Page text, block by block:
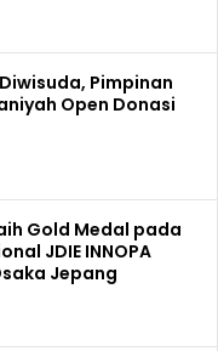
Pimpinan
Open Donasi
Gold Medal pada
JDIE INNOPA
Jepang